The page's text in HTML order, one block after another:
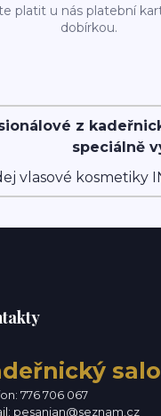
platit u nás platební
dobírkou.
z
speciálně
vlasové kosmetiky
776 706 067
pesanjan@seznam.cz